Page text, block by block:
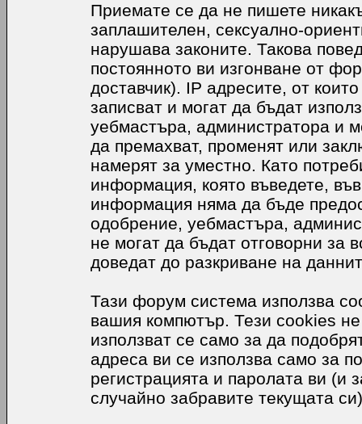
Приемате се да не пишете
заплашителен, сексуално-
нарушава законите. Такова
постоянното ви изгонване от
доставчик). IP адресите, от
записват и могат да бъдат
уебмастъра, администратора и
да премахват, променят или
намерят за уместно. Като
информация, която въведете,
информация няма да бъде
одобрение, уебмастъра,
не могат да бъдат отговорни за
доведат до разкриване на
Тази форум система използва
вашия компютър. Тези cookies
използват се само за да
адреса ви се използва само за
регистрацията и паролата ви (и
случайно забравите текущата